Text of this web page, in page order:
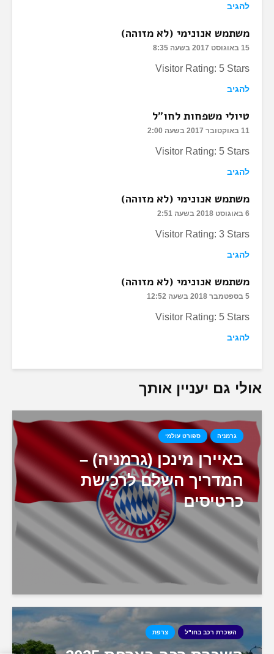
להגיב
משתמש אנונימי (לא מזוהה)
15 באוגוסט 2017 בשעה 8:35
Visitor Rating: 5 Stars
להגיב
טיולי משפחות לחו"ל
11 באוקטובר 2017 בשעה 2:00
Visitor Rating: 5 Stars
להגיב
משתמש אנונימי (לא מזוהה)
6 באוגוסט 2018 בשעה 2:51
Visitor Rating: 3 Stars
להגיב
משתמש אנונימי (לא מזוהה)
5 בספטמבר 2018 בשעה 12:52
Visitor Rating: 5 Stars
להגיב
אולי גם יעניין אותך
גרמניה ספורט עולמי
באיירן מינכן (גרמניה) –
המדריך השלם לרכישת
כרטיסים
השכרת רכב בחו"ל צרפת